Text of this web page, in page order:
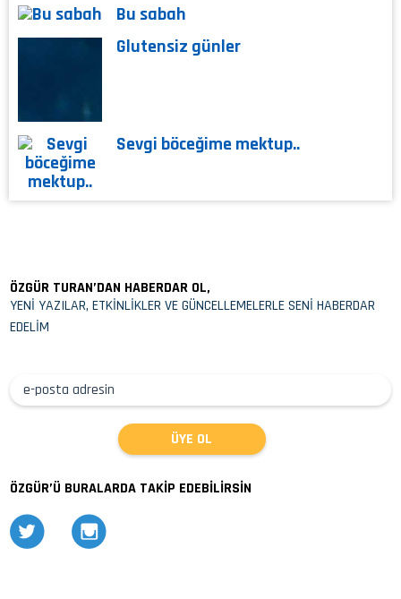
Bu sabah
Glutensiz günler
Sevgi böceğime mektup..
ÖZGÜR TURAN’DAN HABERDAR OL,
YENİ YAZILAR, ETKİNLİKLER VE GÜNCELLEMELERLE SENİ HABERDAR
EDELİM
ÖZGÜR’Ü BURALARDA TAKİP EDEBİLİRSİN